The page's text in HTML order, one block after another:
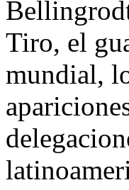
Tiro, el
mundial,